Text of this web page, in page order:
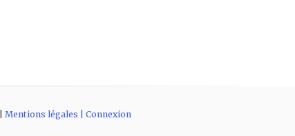
Mentions légales | Connexion